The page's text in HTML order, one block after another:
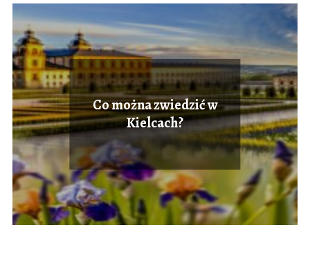
Co można zwiedzić w
Kielcach?